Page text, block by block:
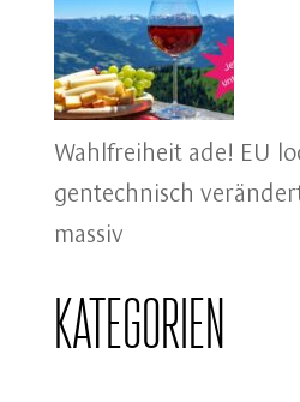
Wahlfreiheit ade! EU
gentechnisch
massiv
Kategorien